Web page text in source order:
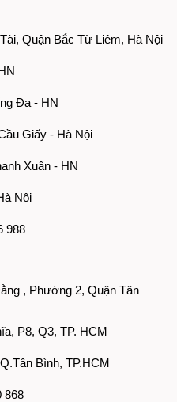
Quận Bắc Từ Liêm, Hà Nội
Đa - HN
Giấy - Hà Nội
Xuân - HN
Nội
988
, Phường 2, Quận Tân
P8, Q3, TP. HCM
Bình, TP.HCM
868